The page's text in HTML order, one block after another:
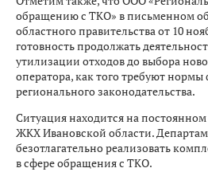
обращению с ТКО» в письменном
областного правительства от 10
готовность продолжать
утилизации отходов до выбора
оператора, как того требуют нормы
регионального законодательства.
Ситуация находится на
ЖКХ Ивановской области.
безотлагательно реализовать
в сфере обращения с ТКО.